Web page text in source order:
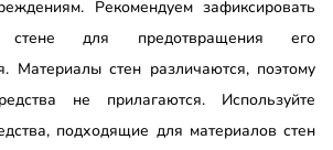
Рекомендуем зафиксировать
для предотвращения его
Материалы стен различаются, поэтому
не прилагаются. Используйте
подходящие для материалов стен